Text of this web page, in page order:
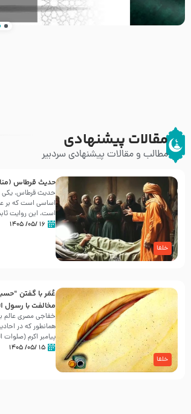
مقالات پیشنهادی
مطالب و مقالات پیشنهادی سردبیر
خلفا
حدیث قرطاس
حدیث قرطاس، یکی
اساسی است که بر
است، این روایت
۱۶ /۰۵/ ۱۴۰۵
خلفا
عُمَر با گفتن
مخالفت با رسول
خفاجی مصری عالم
همانطور که در
پیامبر اکرم (صلوات
۱۵ /۰۵/ ۱۴۰۵